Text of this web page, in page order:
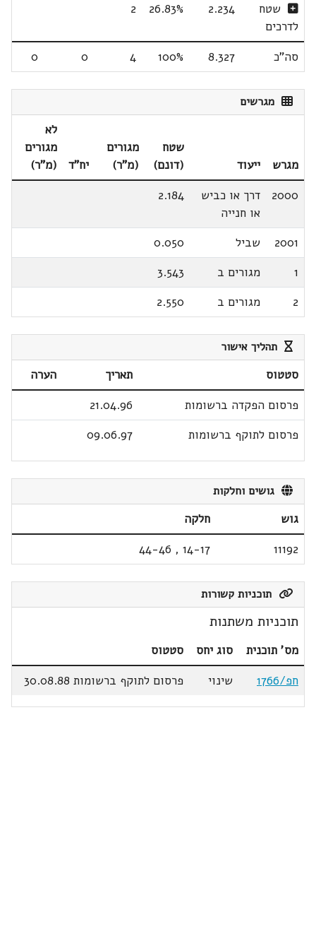
שטח
לדרכים
2.234
26.83%
2
סה"כ 8.327
100%
4
0
0
מגרשים
מגרש ייעוד
שטח
(דונם)
מגורים
(מ"ר)
יח"ד
לא
מגורים
(מ"ר)
2000
דרך או כביש
או חנייה
2.184
2001 שביל
0.050
1
מגורים ב
3.543
2
מגורים ב 2.550
תהליך אישור
סטטוס תאריך
הערה
פרסום הפקדה ברשומות
21.04.96
פרסום לתוקף ברשומות
09.06.97
גושים וחלקות
גוש
חלקה
11192
14-17
,
44-46
תוכניות קשורות
תוכניות משתנות
מס' תוכנית סוג יחס
סטטוס
חפ/1766
שינוי פרסום לתוקף ברשומות 30.08.88